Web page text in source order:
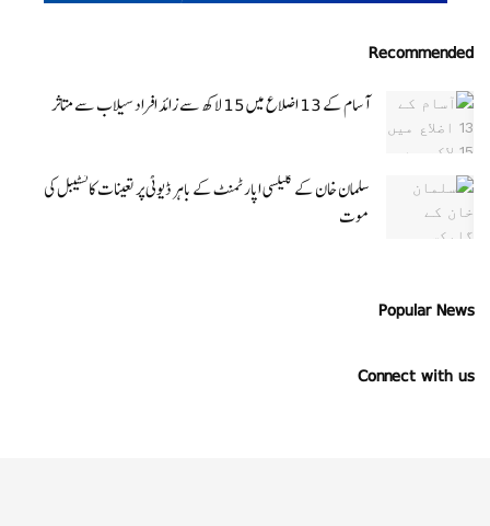
Recommended
آسام کے 13 اضلاع میں 15 لاکھ سے زائد افراد سیلاب سے متاثر
سلمان خان کے گلیکسی اپارٹمنٹ کے باہر ڈیوٹی پر تعینات کانسٹیبل کی
موت
Popular News
Connect with us